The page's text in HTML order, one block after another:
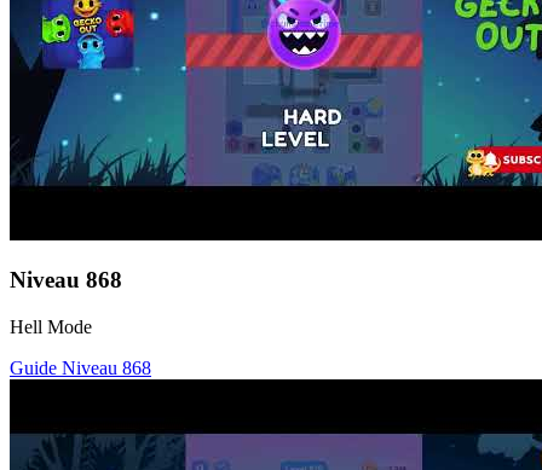
Niveau 868
Hell Mode
Guide Niveau 868